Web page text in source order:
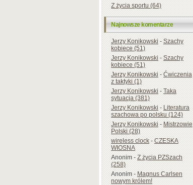
Z życia sportu (64)
Najnowsze komentarze
Jerzy Konikowski-Szachy
kobiece (51)
Jerzy Konikowski-Szachy
kobiece (51)
Jerzy Konikowski-Ćwiczenia
z taktyki (1)
Jerzy Konikowski-Taka
sytuacja (381)
Jerzy Konikowski-Literatura
szachowa po polsku (124)
Jerzy Konikowski-Mistrzowie
Polski (28)
wireless clock-CZESKA
WIOSNA
Anonim-Z życia PZSzach
(258)
Anonim-Magnus Carlsen
nowym królem!